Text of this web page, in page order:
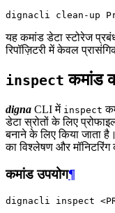
dignacli clean-up
यह कमांड डेटा स्टोरेज
रिपॉज़िटरी में केवल
inspect कमांड
digna CLI में inspect
डेटा स्रोतों के लिए
बनाने के लिए किया जाता
का विश्लेषण और
कमांड उपयोग¶
dignacli inspect